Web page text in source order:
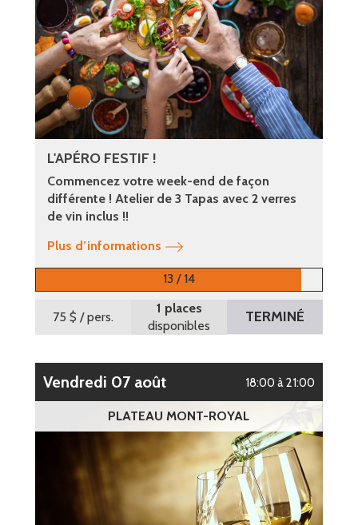
L'APÉRO FESTIF !
Commencez votre week-end de façon
différente ! Atelier de 3 Tapas avec 2 verres
de vin inclus !!
Plus d’informations
13 / 14
75 $ / pers.
1 places
disponibles
TERMINÉ
vendredi 07 août 18:00 à 21:00
PLATEAU MONT-ROYAL